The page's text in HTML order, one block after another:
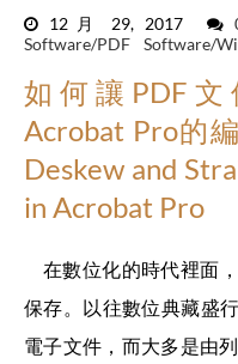
12月 29, 2017
Software/PDF
Software/
如何讓PDF
Acrobat Pro的
Deskew and
in Acrobat Pro
在數位化的時代裡面
保存。以往數位典藏盛
電子文件，而大多是由